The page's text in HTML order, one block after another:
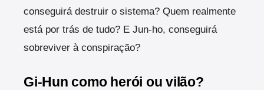
conseguirá destruir o sistema? Quem realmente
está por trás de tudo? E Jun-ho, conseguirá
sobreviver à conspiração?
Gi-Hun como herói ou vilão?